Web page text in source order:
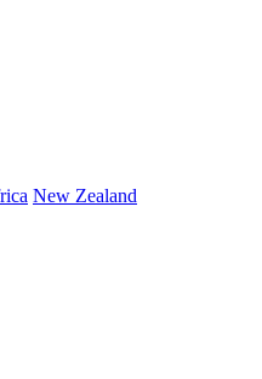
New Zealand